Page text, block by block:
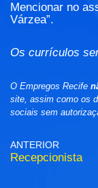
Mencionar no
Várzea”.
Os currículos
O Empregos Recife
site, assim como os
sociais sem
ANTERIOR
Recepcionista